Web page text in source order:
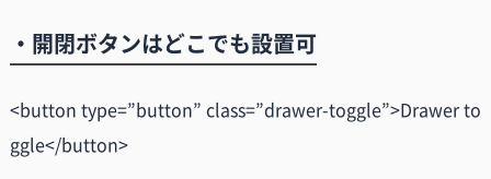
・開閉ボタンはどこでも設置可
<button type=”button” class=”drawer-toggle”>Drawer to
ggle</button>